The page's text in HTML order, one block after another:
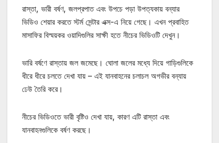
রাস্তা, ভারী বর্ষণ, জলপ্রপাত এবং উপচে পড়া উপত্যকায় বন্যার
ভিডিও শেয়ার করতে স্টর্ম সেন্টার এক্স-এ নিয়ে গেছে। এখন প্রবাহিত
মাসাফির বিস্ময়কর ওয়াদিগুলির সাক্ষী হতে নীচের ভিডিওটি দেখুন।
ভারি বর্ষণে রাস্তায় জল জমেছে। ঘোলা জলের মধ্যে দিয়ে গাড়িগুলিকে
ধীরে ধীরে চলতে দেখা যায় – এই যানবাহনের চলাচল অগভীর বন্যায়
ঢেউ তৈরি করে।
নীচের ভিডিওতে ভারী বৃষ্টিও দেখা যায়, কারণ এটি রাস্তা এবং
যানবাহনগুলিকে বর্ষণ করছে।